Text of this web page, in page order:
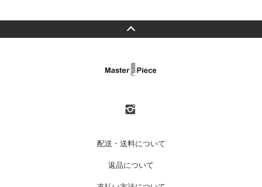
配送・送料について
返品について